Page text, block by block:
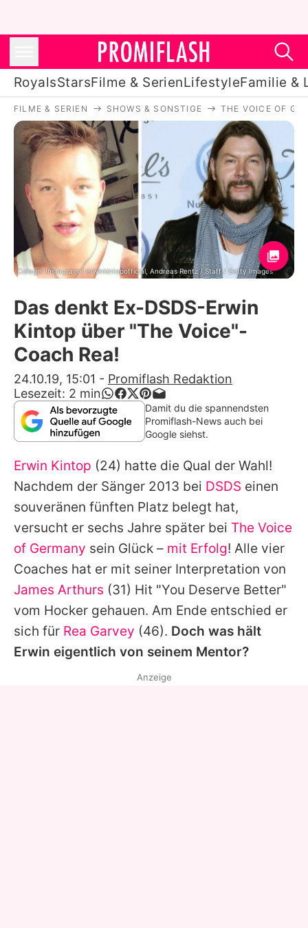
RoyalsStarsFilme & SerienLifestyleFamilie &
Royals
Stars
Filme & Serien
Lifestyle
Familie & Liebe
Promiflash Exklusiv
Alle Themen auf Promiflash
App runterladen
Team
Redaktionelle Richtlinien
Impressum
Datenschutzerklärung
Nutzungsbedingungen
Utiq verwalten
FILME & SERIEN SHOWS & SONSTIGE THE VOICE OF
Collage: Instagram / erwinkintopofficial, Andreas Rentz / Staff / Getty Images
Das denkt Ex-DSDS-Erwin
Kintop über "The Voice"-
Coach Rea!
24.10.19, 15:01 - Promiflash Redaktion
Lesezeit: 2 min
Damit du die spannendsten
Promiflash-News auch bei
Google siehst.
Erwin Kintop (24) hatte die Qual der Wahl!
Nachdem der Sänger 2013 bei DSDS einen
souveränen fünften Platz belegt hat,
versucht er sechs Jahre später bei The Voice
of Germany sein Glück – mit Erfolg! Alle vier
Coaches hat er mit seiner Interpretation von
James Arthurs (31) Hit "You Deserve Better"
vom Hocker gehauen. Am Ende entschied er
sich für Rea Garvey (46). Doch was hält
Erwin eigentlich von seinem Mentor?
Anzeige